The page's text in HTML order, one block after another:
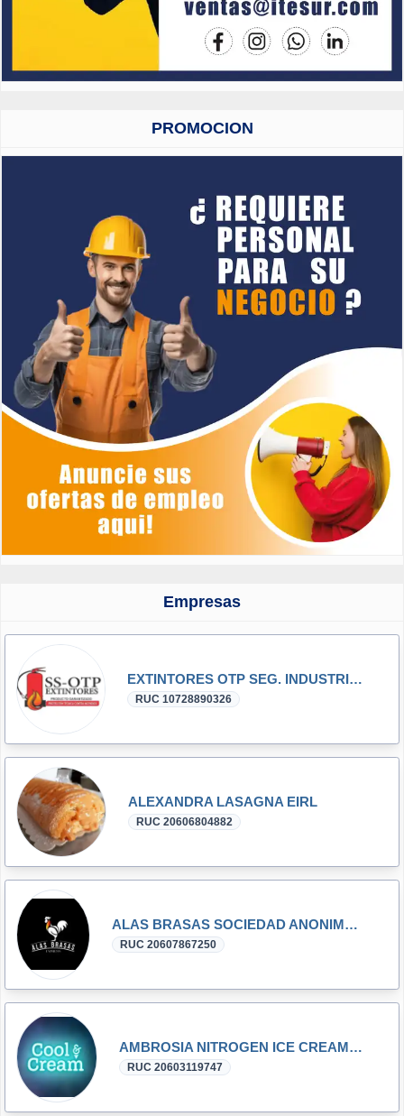
PROMOCION
Empresas
EXTINTORES OTP SEG. INDUSTRIAL
RUC 10728890326
ALEXANDRA LASAGNA EIRL
RUC 20606804882
ALAS BRASAS SOCIEDAD ANONIMA CERRADA
RUC 20607867250
AMBROSIA NITROGEN ICE CREAM S.A.C.
RUC 20603119747